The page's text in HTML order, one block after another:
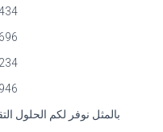
بالمثل نوفر لكم الحلول